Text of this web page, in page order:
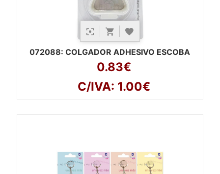
072088: COLGADOR ADHESIVO ESCOBA
0.83€
C/IVA: 1.00€